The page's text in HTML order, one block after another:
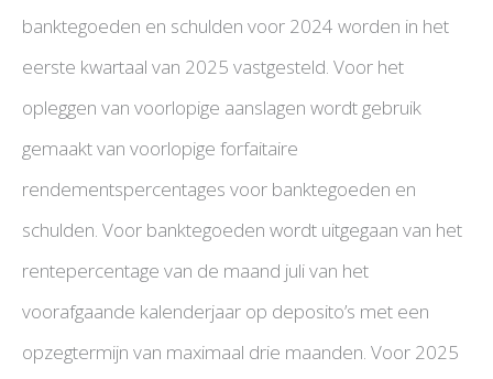
banktegoeden en schulden voor 2024 worden in het
eerste kwartaal van 2025 vastgesteld. Voor het
opleggen van voorlopige aanslagen wordt gebruik
gemaakt van voorlopige forfaitaire
rendementspercentages voor banktegoeden en
schulden. Voor banktegoeden wordt uitgegaan van het
rentepercentage van de maand juli van het
voorafgaande kalenderjaar op deposito’s met een
opzegtermijn van maximaal drie maanden. Voor 2025